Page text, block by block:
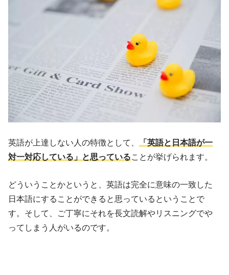
英語が上達しない人の特徴として、
「英語と日本語が一
対一対応している」と思っていることが挙げられます。
どういうことかというと、英語は完全に意味の一致した
日本語にすることができると思っているということで
す。そして、ご丁寧にそれを長文読解やリスニングでや
ってしまう人がいるのです。